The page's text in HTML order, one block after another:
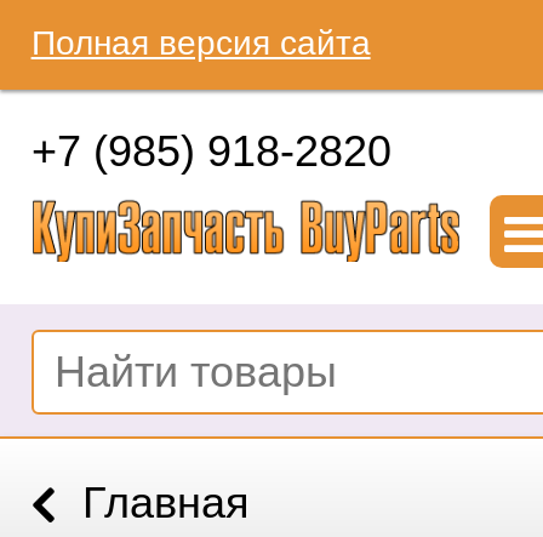
Полная версия сайта
+7 (985) 918-2820
Главная